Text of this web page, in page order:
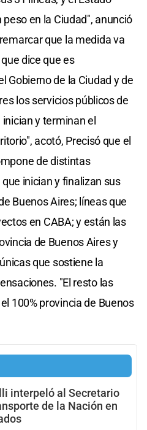
en la Ciudad", anunció
que la medida va
dice que es
Gobierno de la Ciudad y de
los servicios públicos de
y terminan el
acotó, Precisó que el
de distintas
inician y finalizan sus
Buenos Aires; líneas que
en CABA; y están las
de Buenos Aires y
que sostiene la
"El resto las
100% provincia de Buenos
interpeló al Secretario
de la Nación en